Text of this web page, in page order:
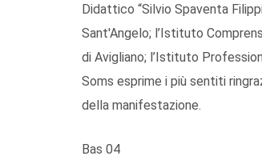
Didattico “Silvio Spaventa
Sant'Angelo; l’Istituto
di Avigliano; l’Istituto
Soms esprime i più sentiti
della manifestazione.
Bas 04